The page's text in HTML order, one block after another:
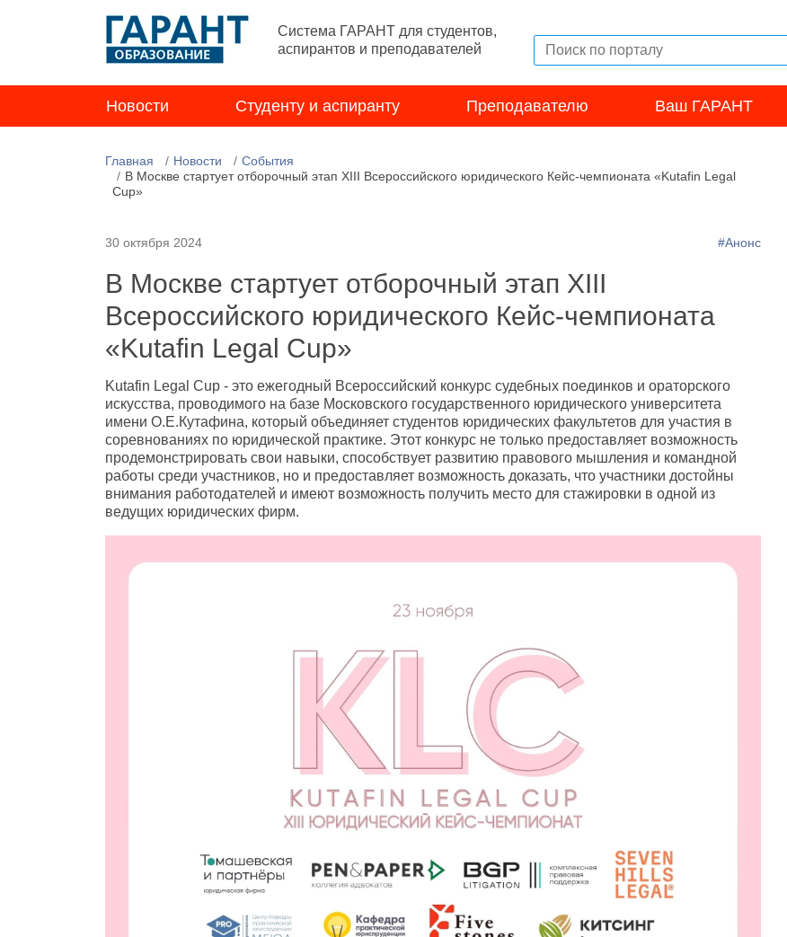
Система ГАРАНТ для студентов,
аспирантов и преподавателей
Новости Студенту и аспиранту Преподавателю Ваш ГАРАНТ
Главная Новости
События
В Москве стартует отборочный этап XIII Всероссийского юридического Кейс-чемпионата «Kutafin Legal
Cup»
30 октября 2024 #Анонс
В Москве стартует отборочный этап XIII
Всероссийского юридического Кейс-чемпионата
«Kutafin Legal Cup»
Kutafin Legal Cup - это ежегодный Всероссийский конкурс судебных поединков и ораторского
искусства, проводимого на базе Московского государственного юридического университета
имени О.Е.Кутафина, который объединяет студентов юридических факультетов для участия в
соревнованиях по юридической практике. Этот конкурс не только предоставляет возможность
продемонстрировать свои навыки, способствует развитию правового мышления и командной
работы среди участников, но и предоставляет возможность доказать, что участники достойны
внимания работодателей и имеют возможность получить место для стажировки в одной из
ведущих юридических фирм.